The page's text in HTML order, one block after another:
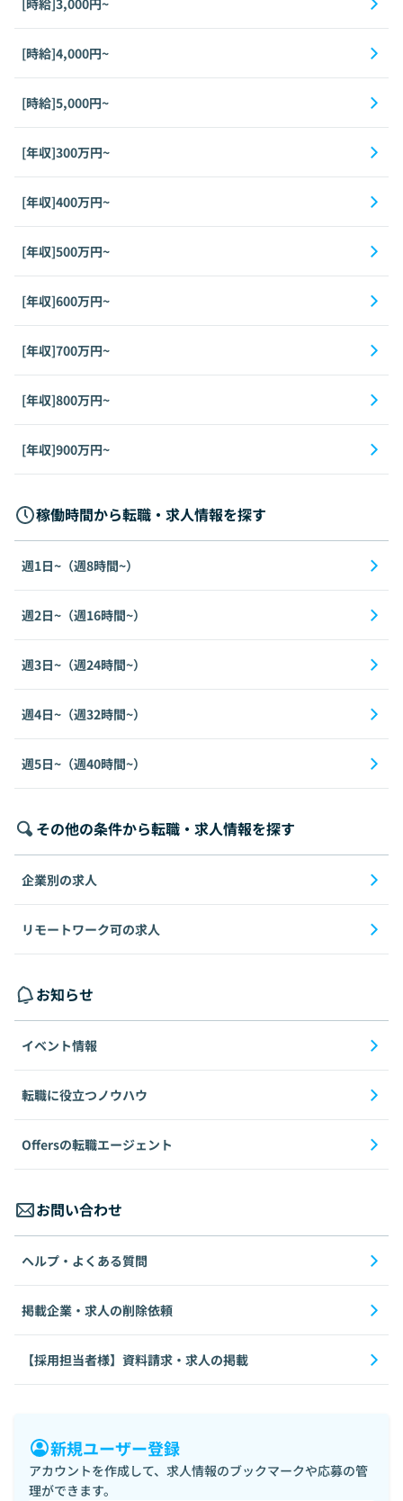
[時給]3,000円~
[時給]4,000円~
[時給]5,000円~
[年収]300万円~
[年収]400万円~
[年収]500万円~
[年収]600万円~
[年収]700万円~
[年収]800万円~
[年収]900万円~
稼働時間から転職・求人情報を探す
週1日~（週8時間~）
週2日~（週16時間~）
週3日~（週24時間~）
週4日~（週32時間~）
週5日~（週40時間~）
その他の条件から転職・求人情報を探す
企業別の求人
リモートワーク可の求人
お知らせ
イベント情報
転職に役立つノウハウ
Offersの転職エージェント
お問い合わせ
ヘルプ・よくある質問
掲載企業・求人の削除依頼
【採用担当者様】資料請求・求人の掲載
新規ユーザー登録
アカウントを作成して、求人情報のブックマークや応募の管
理ができます。